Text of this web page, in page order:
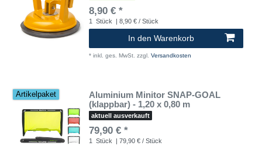
8,90 € *
1 Stück | 8,90 € / Stück
In den Warenkorb
* inkl. ges. MwSt. zzgl. Versandkosten
Artikelpaket
Aluminium Minitor SNAP-GOAL
(klappbar) - 1,20 x 0,80 m
aktuell ausverkauft
79,90 € *
1 Stück | 79,90 € / Stück